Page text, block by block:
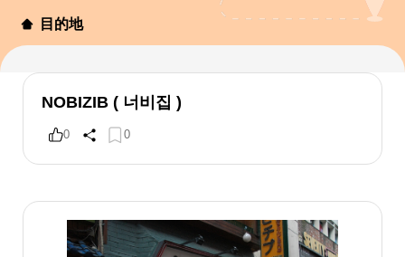
目的地
NOBIZIB ( 너비집 )
0 0